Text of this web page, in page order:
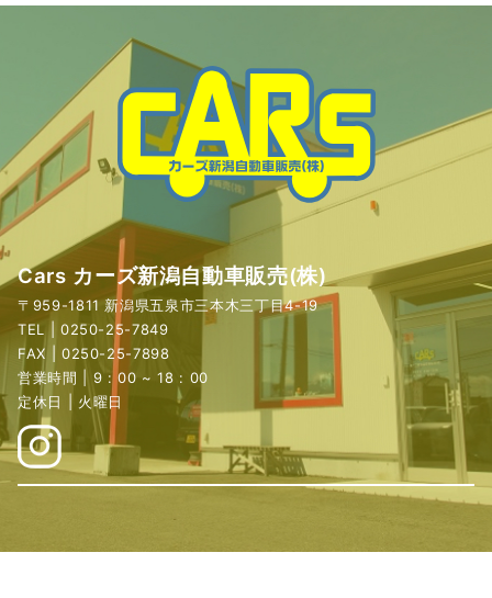
Cars カーズ新潟自動車販売(株)
〒959-1811 新潟県五泉市三本木三丁目4-19
TEL | 0250-25-7849
FAX | 0250-25-7898
営業時間 | 9 : 00 ~ 18 : 00
定休日 | 火曜日